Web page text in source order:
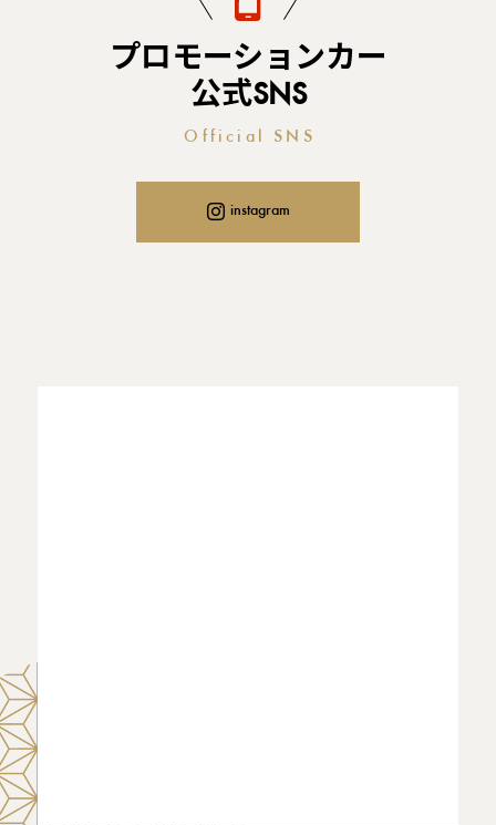
プロモーションカー
公式SNS
Official SNS
instagram